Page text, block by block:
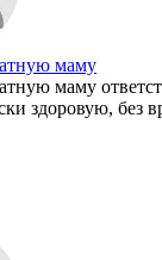
маму
маму
здоровую, без